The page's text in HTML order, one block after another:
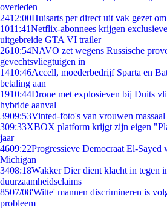
overleden
2412:00Huisarts per direct uit vak gezet
1011:41Netflix-abonnees krijgen
uitgebreide GTA VI trailer
2610:54NAVO zet wegens Russische
gevechtsvliegtuigen in
1410:46Accell, moederbedrijf Sparta en
betaling aan
1910:44Drone met explosieven bij Duits
hybride aanval
3909:53Vinted-foto's van vrouwen massaal
309:33XBOX platform krijgt zijn eigen
jaar
4609:22Progressieve Democraat El-
Michigan
3408:18Wakker Dier dient klacht in tegen
duurzaamheidsclaims
8507/08'Witte' mannen discrimineren is
probleem